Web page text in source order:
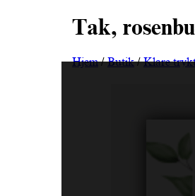
Tak,
Hjem/Butik/Klare